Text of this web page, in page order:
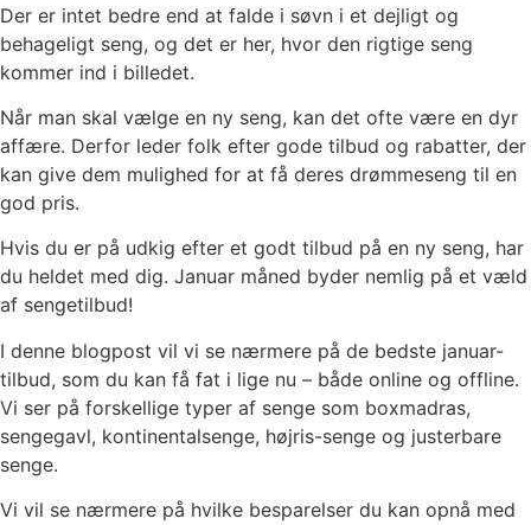
Der er intet bedre end at falde i søvn i et dejligt og
behageligt seng, og det er her, hvor den rigtige seng
kommer ind i billedet.
Når man skal vælge en ny seng, kan det ofte være en dyr
affære. Derfor leder folk efter gode tilbud og rabatter, der
kan give dem mulighed for at få deres drømmeseng til en
god pris.
Hvis du er på udkig efter et godt tilbud på en ny seng, har
du heldet med dig. Januar måned byder nemlig på et væld
af sengetilbud!
I denne blogpost vil vi se nærmere på de bedste januar-
tilbud, som du kan få fat i lige nu – både online og offline.
Vi ser på forskellige typer af senge som boxmadras,
sengegavl, kontinentalsenge, højris-senge og justerbare
senge.
Vi vil se nærmere på hvilke besparelser du kan opnå med